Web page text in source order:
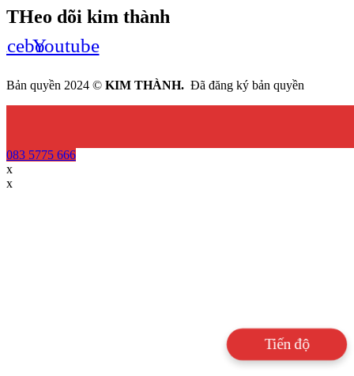
THeo dõi kim thành
Youtube
Bản quyền 2024 © KIM THÀNH. Đã đăng ký bản quyền
Tiến độ
083 5775 666
x
x